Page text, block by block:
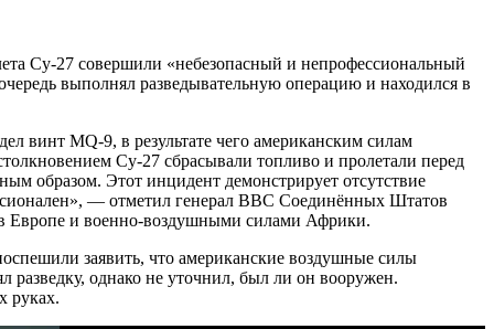
Су-27 совершили «небезопасный и непрофессиональный
выполнял разведывательную операцию и находился в
винт MQ-9, в результате чего американским силам
Су-27 сбрасывали топливо и пролетали перед
образом. Этот инцидент демонстрирует отсутствие
— отметил генерал ВВС Соединённых Штатов
и военно-воздушными силами Африки.
заявить, что американские воздушные силы
однако не уточнил, был ли он вооружен.
руках.